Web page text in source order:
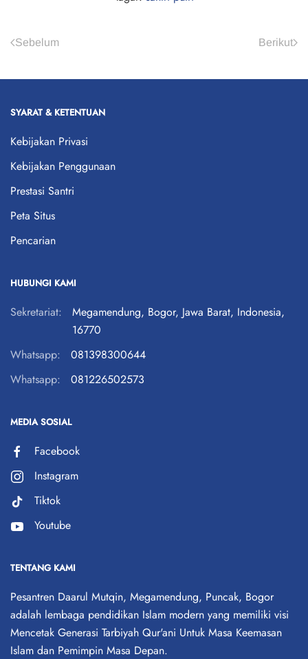
Sebelum Berikut
SYARAT & KETENTUAN
Kebijakan Privasi
Kebijakan Penggunaan
Prestasi Santri
Peta Situs
Pencarian
HUBUNGI KAMI
Sekretariat:
Megamendung, Bogor, Jawa Barat, Indonesia,
16770
Whatsapp:
081398300644
Whatsapp:
081226502573
MEDIA SOSIAL
Facebook
Instagram
Tiktok
Youtube
TENTANG KAMI
Pesantren Daarul Mutqin, Megamendung, Puncak, Bogor
adalah lembaga pendidikan Islam modern yang memiliki visi
Mencetak Generasi Tarbiyah Qur'ani Untuk Masa Keemasan
Islam dan Pemimpin Masa Depan.